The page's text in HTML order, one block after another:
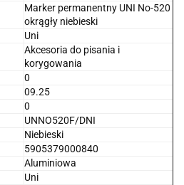
Marker permanentny UNI No-520
okrągły niebieski
Uni
Akcesoria do pisania i
korygowania
0
09.25
0
UNNO520F/DNI
Niebieski
5905379000840
Aluminiowa
Uni